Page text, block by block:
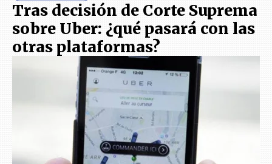
Tras decisión de Corte Suprema
sobre Uber: ¿qué pasará con las
otras plataformas?